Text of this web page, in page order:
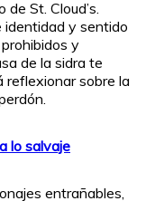
St. Cloud’s.
identidad y sentido
y
de la sidra te
reflexionar sobre la
lo salvaje
entrañables,